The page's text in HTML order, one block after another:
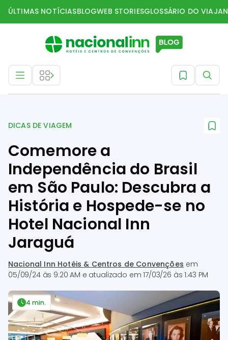
ÚLTIMAS NOTÍCIASBLOGWEB STORIESGLOSSÁRIO DO
DICAS DE VIAGEM
Comemore a
Independência do Brasil
em São Paulo: Descubra a
História e Hospede-se no
Hotel Nacional Inn
Jaraguá
Nacional Inn Hotéis & Centros de Convenções em
05/09/24 às 9:20 AM e atualizado em17/03/26 às 1:43 PM
4 min.